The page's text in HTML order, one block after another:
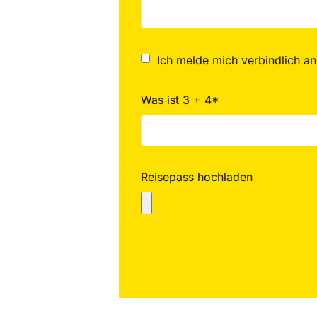
Ich melde mich verbindlich
Was ist 3 + 4*
Reisepass hochladen